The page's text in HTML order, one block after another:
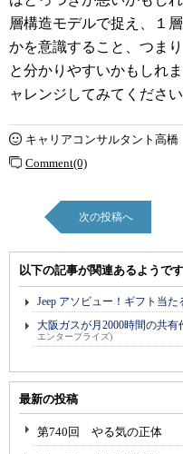
層構造モデルで捉え、１
かを意識すること、つまり
と分かりやすいかもしれ
ャレンジしてみてください
キャリアコンサルタント高橋
Comment(0)
次の投稿へ
以下の記事が関連あるようです
Jeep アソビュー！ギフト当た
大阪ガスが月2000時間の共
エンタープライズ)
最新の投稿
第740回 やる気の正体